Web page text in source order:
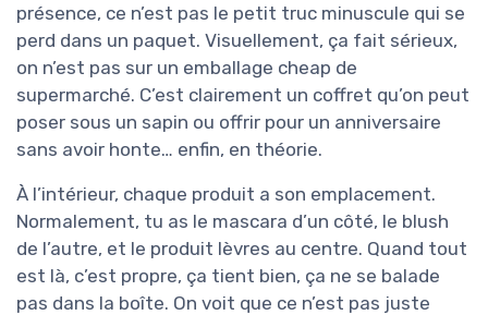
présence, ce n’est pas le petit truc minuscule qui se
perd dans un paquet. Visuellement, ça fait sérieux,
on n’est pas sur un emballage cheap de
supermarché. C’est clairement un coffret qu’on peut
poser sous un sapin ou offrir pour un anniversaire
sans avoir honte… enfin, en théorie.
À l’intérieur, chaque produit a son emplacement.
Normalement, tu as le mascara d’un côté, le blush
de l’autre, et le produit lèvres au centre. Quand tout
est là, c’est propre, ça tient bien, ça ne se balade
pas dans la boîte. On voit que ce n’est pas juste